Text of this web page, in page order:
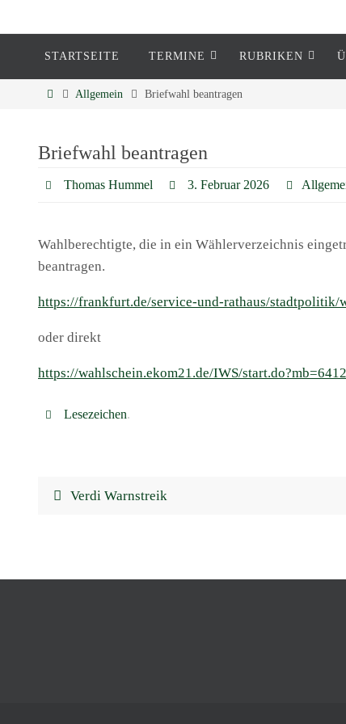
Eckenheim
STARTSEITE TERMINE RUBRIKEN
Allgemein Briefwahl beantragen
Briefwahl beantragen
Thomas Hummel 3. Februar 2026
Wahlberechtigte, die in ein Wählerverzeichnis
beantragen.
https://frankfurt.de/service-und-rathaus/stadtpolitik/
oder direkt
https://wahlschein.ekom21.de/IWS/
Lesezeichen.
Verdi Warnstreik